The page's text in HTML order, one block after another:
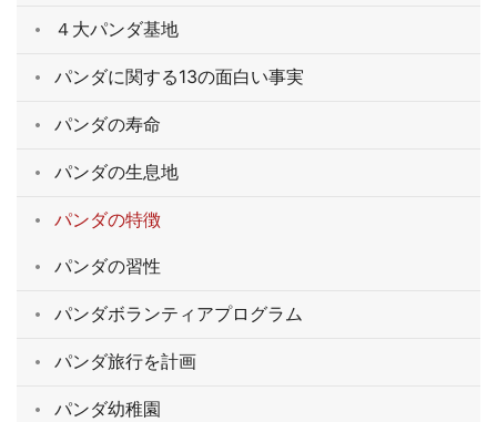
４大パンダ基地
パンダに関する13の面白い事実
パンダの寿命
パンダの生息地
パンダの特徴
パンダの習性
パンダボランティアプログラム
パンダ旅行を計画
パンダ幼稚園